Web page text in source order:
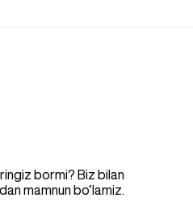
bormi? Biz bilan
mamnun bo‘lamiz.